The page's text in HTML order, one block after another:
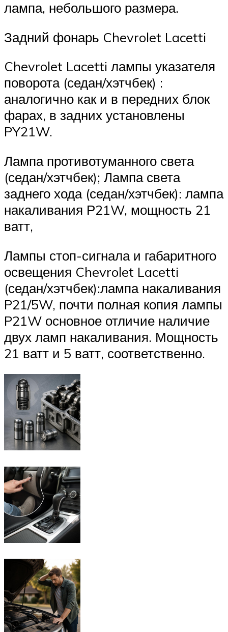
лампа, небольшого размера.
Задний фонарь Chevrolet Lacetti
Chevrolet Lacetti лампы указателя
поворота (седан/хэтчбек) :
аналогично как и в передних блок
фарах, в задних установлены
PY21W.
Лампа противотуманного света
(седан/хэтчбек); Лампа света
заднего хода (седан/хэтчбек): лампа
накаливания Р21W, мощность 21
ватт,
Лампы стоп-сигнала и габаритного
освещения Chevrolet Lacetti
(седан/хэтчбек):лампа накаливания
P21/5W, почти полная копия лампы
P21W основное отличие наличие
двух ламп накаливания. Мощность
21 ватт и 5 ватт, соответственно.